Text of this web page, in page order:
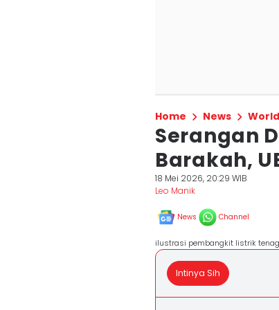
Home News World
Serangan
Barakah,
18 Mei 2026, 20:29 WIB
Leo Manik
News Channel
ilustrasi pembangkit listrik
Intinya Sih